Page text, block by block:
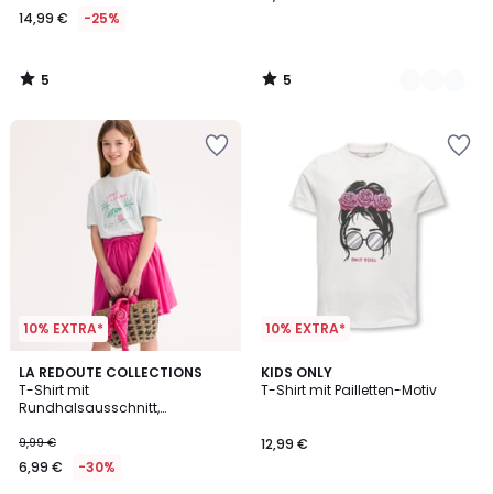
14,99 € -25%
5
/
5
/
10% EXTRA*
LA REDOUTE COLLECTIONS
T-Shirt mit
Rundhalsausschnitt,
und Botschaft
9,99 €
6,99 € -30%
10% EXTRA*
KIDS ONLY
T-Shirt mit Pailletten-Motiv
12,99 €
2
Farben